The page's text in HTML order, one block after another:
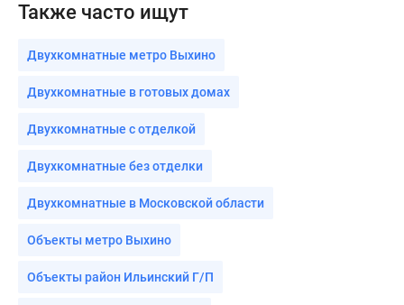
Также часто ищут
Двухкомнатные метро Выхино
Двухкомнатные в готовых домах
Двухкомнатные с отделкой
Двухкомнатные без отделки
Двухкомнатные в Московской области
Объекты метро Выхино
Объекты район Ильинский Г/П